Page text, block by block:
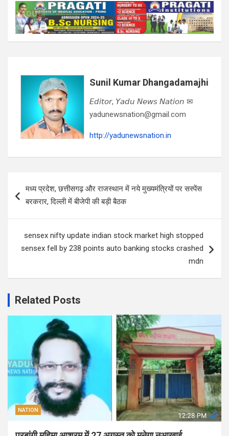
Sunil Kumar Dhangadamajhi
𝘌𝘥𝘪𝘵𝘰𝘳, 𝘠𝘢𝘥𝘶 𝘕𝘦𝘸𝘴 𝘕𝘢𝘵𝘪𝘰𝘯 ✉
yadunewsnation@gmail.com
http://yadunewsnation.in
navigation
मध्य प्रदेश, छत्तीसगढ़ और राजस्थान में नये मुख्यमंत्रियों पर सस्पेंस
बरकरार, दिल्ली में बीजेपी की बड़ी बैठक
sensex nifty update indian stock market high stopped
sensex fell by 238 points auto banking stocks crashed
mdn
Related Posts
NATION